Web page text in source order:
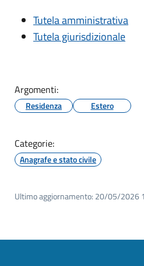
Tutela amministrativa
Tutela giurisdizionale
Argomenti:
Residenza Estero
Categorie:
Anagrafe e stato civile
Ultimo aggiornamento: 20/05/2026